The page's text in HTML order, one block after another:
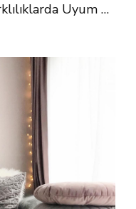
Bu Salonun Dekorasyonu Farklılıklarda Uyum Yakalıyor